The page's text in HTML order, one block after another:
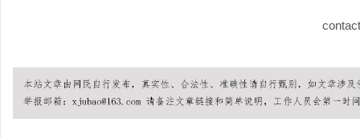
contact